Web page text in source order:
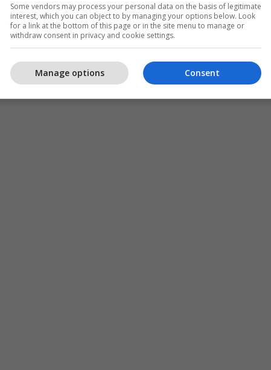
Some vendors may process your personal data on the basis of legitimate
interest, which you can object to by managing your options below. Look
for a link at the bottom of this page or in the site menu to manage or
withdraw consent in privacy and cookie settings.
Consent
Manage options